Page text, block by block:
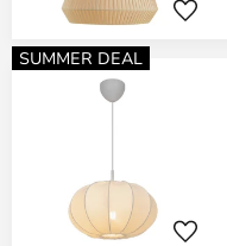
SUMMER DEAL